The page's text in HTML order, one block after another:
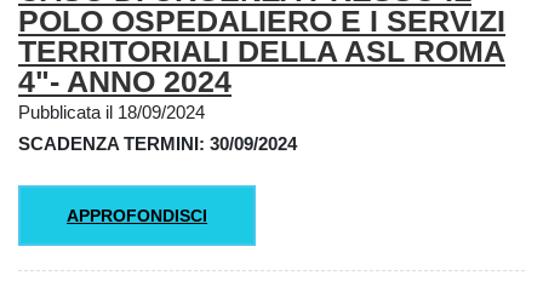
POLO OSPEDALIERO E I SERVIZI
TERRITORIALI DELLA ASL ROMA
4"- ANNO 2024
Pubblicata il 18/09/2024
SCADENZA TERMINI: 30/09/2024
APPROFONDISCI